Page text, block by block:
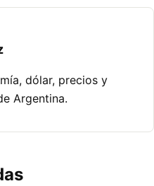
dólar, precios y
Argentina.